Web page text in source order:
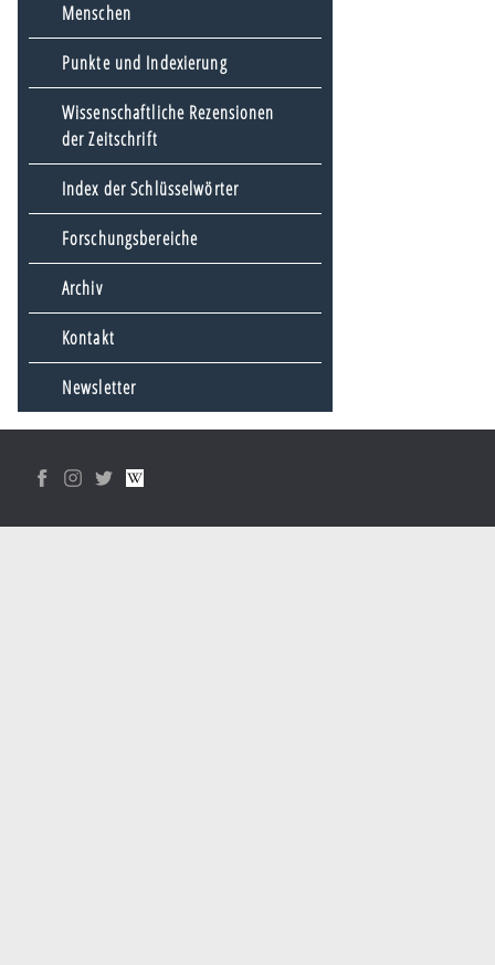
Menschen
Punkte und Indexierung
Wissenschaftliche Rezensionen
der Zeitschrift
Index der Schlüsselwörter
Forschungsbereiche
Archiv
Kontakt
Newsletter